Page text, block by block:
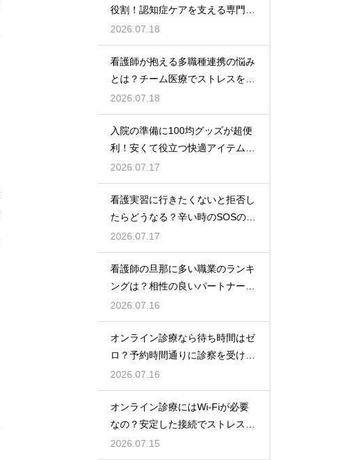
役割！認知症ケアを支える専門的
な力
2026.07.18
看護師が抱える多職種連携の悩み
とは？チーム医療でストレスを減
らす方法
2026.07.18
入院の準備に100均グッズが超便
利！安くて役立つ快適アイテムを
紹介
2026.07.17
看護実習に行きたくないと拒否し
たらどうなる？辛い時のSOSの出
し方
2026.07.17
看護師の旦那に多い職業のランキ
ングは？相性の良いパートナーの
条件と傾向
2026.07.16
オンライン診療なら待ち時間はゼ
ロ？予約時間通りに診察を受ける
コツ
2026.07.16
オンライン診療にはWi-Fiが必要
なの？安定した接続でストレスフ
リーに
2026.07.15